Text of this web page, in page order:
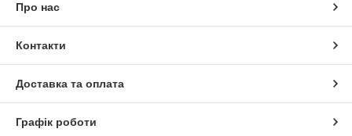
Про нас
Контакти
Доставка та оплата
Графік роботи